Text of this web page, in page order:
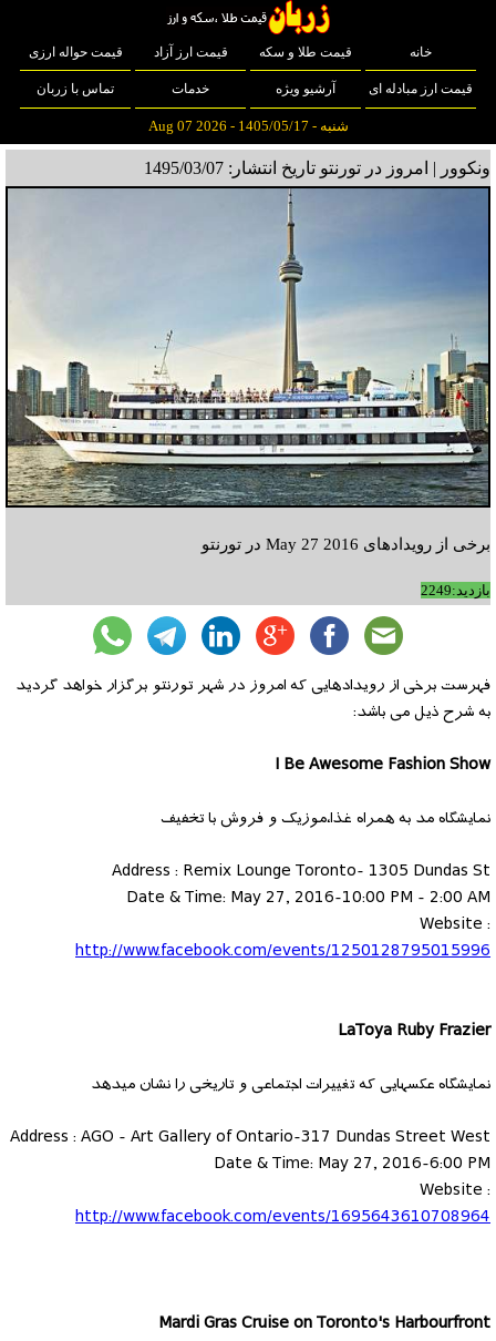
خانه قیمت طلا و سکه قیمت ارز آزاد قیمت حواله ارزی
قیمت ارز مبادله ای آرشیو ویژه خدمات تماس با زربان
شنبه - 1405/05/17 - Aug 07 2026
ونکوور | امروز در تورنتو تاریخ انتشار: 1495/03/07
برخی از رویدادهای May 27 2016 در تورنتو
بازدید:2249
فهرست برخی از رویدادهایی که امروز در شهر تورنتو برگزار خواهد گردید
به شرح ذیل می باشد:
I Be Awesome Fashion Show
نمایشگاه مد به همراه غذا،موزیک و فروش با تخفیف
Address : Remix Lounge Toronto- 1305 Dundas St
Date & Time: May 27, 2016-10:00 PM - 2:00 AM
Website :
http://www.facebook.com/events/1250128795015996
LaToya Ruby Frazier
نمایشگاه عکسهایی که تغییرات اجتماعی و تاریخی را نشان میدهد
Address : AGO - Art Gallery of Ontario-317 Dundas Street West
Date & Time: May 27, 2016-6:00 PM
Website :
http://www.facebook.com/events/1695643610708964
Mardi Gras Cruise on Toronto's Harbourfront